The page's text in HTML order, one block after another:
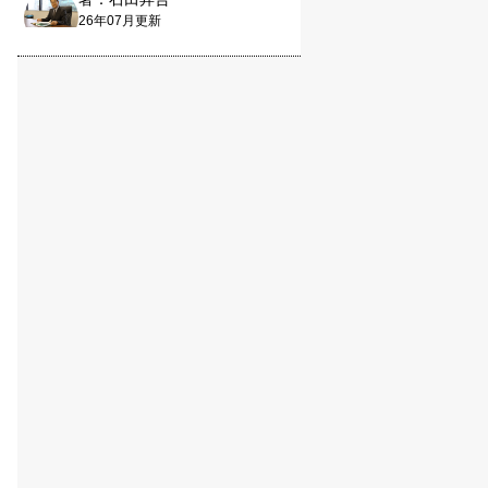
26年07月更新